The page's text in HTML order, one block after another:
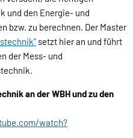
und den Energie- und
bzw. zu berechnen. Der Master
setzt hier an und führt
der Mess- und
an der WBH und zu den
watch?